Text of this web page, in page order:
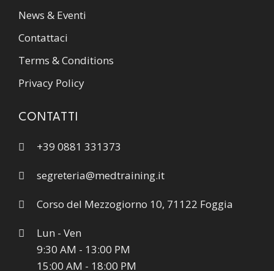
News & Eventi
Contattaci
Terms & Conditions
Privacy Policy
CONTATTI
+39 0881 331373
segreteria@medtraining.it
Corso del Mezzogiorno 10, 71122 Foggia
Lun - Ven
9:30 AM - 13:00 PM
15:00 AM - 18:00 PM